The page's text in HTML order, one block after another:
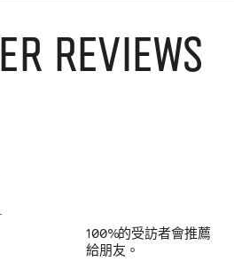
REVIEWS
100%的受訪者會推薦
給朋友。